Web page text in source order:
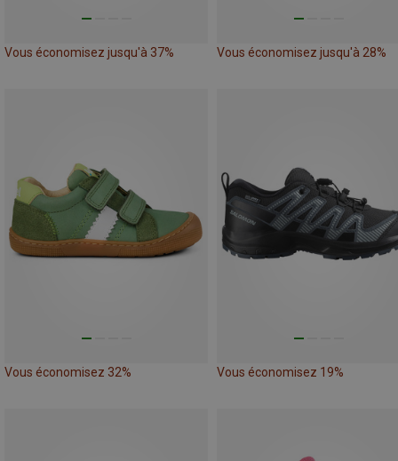
Vous économisez jusqu'à 37% Vous économisez jusqu'à 28%
Vous économisez 32% Vous économisez 19%